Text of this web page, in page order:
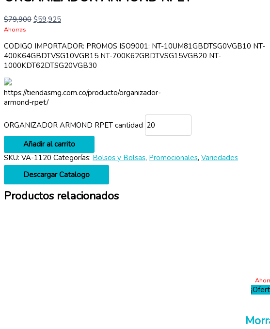
$79,900 $59,925
Ahorras
CODIGO IMPORTADOR: PROMOS ISO9001: NT-10UM81GBDTSG0VGB10 NT-
400K64GBDTVSG10VGB15 NT-700K62GBDTVSG15VGB20 NT-
1000KDT62DTSG20VGB30
https://tiendasmg.com.co/producto/organizador-
armond-rpet/
ORGANIZADOR ARMOND RPET cantidad
Añadir al carrito
SKU: VA-1120 Categorías: Bolsos y Bolsas, Promocionales, Variedades
Descargar Catalogo
Productos relacionados